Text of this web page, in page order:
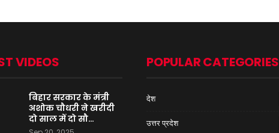
VIDEOS
बिहार सरकार के मंत्री
अशोक चौधरी ने खरीदी
दो साल में दो सौ…
POPULAR CATEGORIES
देश
उत्तर प्रदेश